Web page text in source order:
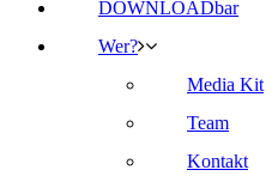
DOWNLOADbar
Wer?
Media Kit
Team
Kontakt